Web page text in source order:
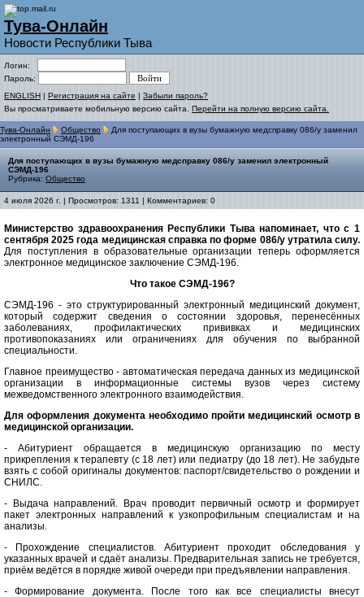
Тува-Онлайн
Новости Республики Тыва
Логин:
Пароль:
ENGLISH | Регистрация на сайте | Забыли пароль?
Вы просматриваете мобильную версию сайта. Перейти на полную версию сайта.
Тува-Онлайн Общество
Для поступающих в вузы бумажную медсправку 086/y заменил
электронный СЭМД-196
Для поступающих в вузы бумажную медсправку 086/y заменил электронный
СЭМД-196
Рубрика: Общество
4 июля 2026 г. | Просмотров: 1311 | Комментариев: 0
Министерство здравоохранения Республики Тыва напоминает, что с 1
сентября 2025 года медицинская справка по форме 086/у утратила силу.
Для поступления в образовательные организации теперь оформляется
электронное медицинское заключение СЭМД-196.
Что такое СЭМД-196?
СЭМД-196 - это структурированный электронный медицинский документ,
который содержит сведения о состоянии здоровья, перенесённых
заболеваниях, профилактических прививках и медицинских
противопоказаниях или ограничениях для обучения по выбранной
специальности.
Главное преимущество - автоматическая передача данных из медицинской
организации в информационные системы вузов через систему
межведомственного электронного взаимодействия.
Для оформления документа необходимо пройти медицинский осмотр в
медицинской организации.
- Абитуриент обращается в медицинскую организацию по месту
прикрепления к терапевту (с 18 лет) или педиатру (до 18 лет). Не забудьте
взять с собой оригиналы документов: паспорт/свидетельство о рождении и
СНИЛС.
- Выдача направлений. Врач проводит первичный осмотр и формирует
пакет электронных направлений к узкопрофильным специалистам и на
анализы.
- Прохождение специалистов. Абитуриент проходит обследования у
указанных врачей и сдаёт анализы. Предварительная запись не требуется,
приём ведётся в порядке живой очереди при предъявлении направления.
- Формирование документа. После того как все специалисты внесут